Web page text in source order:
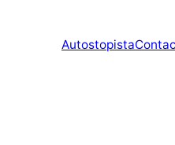
Autostopista